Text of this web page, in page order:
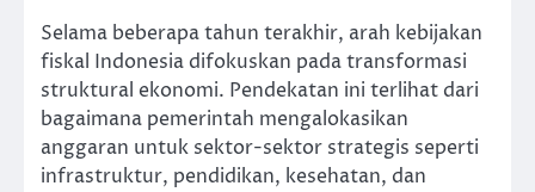
Selama beberapa tahun terakhir, arah kebijakan
fiskal Indonesia difokuskan pada transformasi
struktural ekonomi. Pendekatan ini terlihat dari
bagaimana pemerintah mengalokasikan
anggaran untuk sektor-sektor strategis seperti
infrastruktur, pendidikan, kesehatan, dan